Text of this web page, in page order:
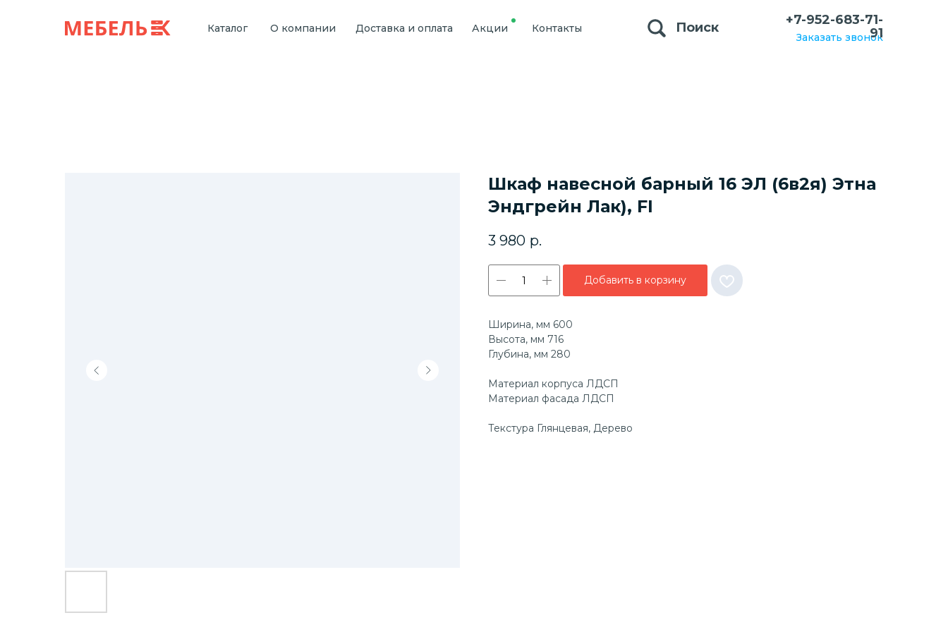
Заказать звонок
+7-952-683-71-
91
Каталог О компании Доставка и оплата Акции Контакты Поиск
Шкаф навесной барный 16 ЭЛ (6в2я) Этна
Эндгрейн Лак), FI
3 980 р.
Добавить в корзину
Ширина, мм 600
Высота, мм 716
Глубина, мм 280
Материал корпуса ЛДСП
Материал фасада ЛДСП
Текстура Глянцевая, Дерево